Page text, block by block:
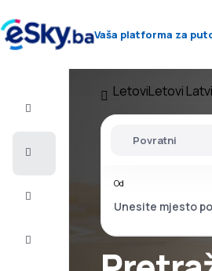
Vaša platforma za
LetoviLetovi
Povratni
Od